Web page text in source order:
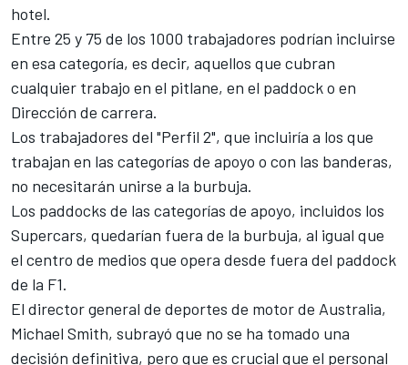
hotel.
Entre 25 y 75 de los 1000 trabajadores podrían incluirse
en esa categoría, es decir, aquellos que cubran
cualquier trabajo en el pitlane, en el paddock o en
Dirección de carrera.
Los trabajadores del "Perfil 2", que incluiría a los que
trabajan en las categorías de apoyo o con las banderas,
no necesitarán unirse a la burbuja.
Los paddocks de las categorías de apoyo, incluidos los
Supercars, quedarían fuera de la burbuja, al igual que
el centro de medios que opera desde fuera del paddock
de la F1.
El director general de deportes de motor de Australia,
Michael Smith, subrayó que no se ha tomado una
decisión definitiva, pero que es crucial que el personal